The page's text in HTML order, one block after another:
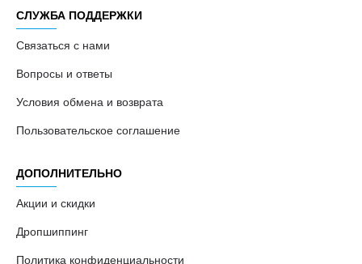
СЛУЖБА ПОДДЕРЖКИ
Связаться с нами
Вопросы и ответы
Условия обмена и возврата
Пользовательское соглашение
ДОПОЛНИТЕЛЬНО
Акции и скидки
Дропшиппинг
Политика конфиденциальности